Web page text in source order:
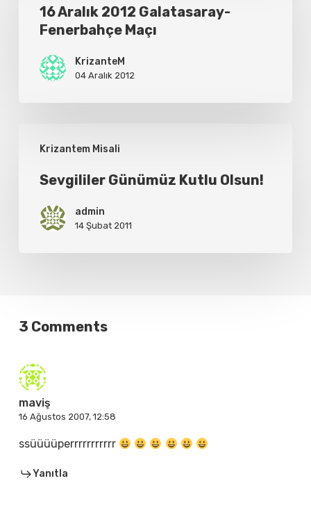
2012
Galatasaray-
Fenerbahçe
Maçı
16 Aralık 2012 Galatasaray-
Fenerbahçe Maçı
KrizanteM
04 Aralık 2012
Krizantem Misali
Günümüz
KutluSevgililer Günümüz Kutlu Olsun!
admin
14 Şubat 2011
3 Comments
maviş
16 Ağustos 2007, 12:58
ssüüüüperrrrrrrrrrr
Yanıtla